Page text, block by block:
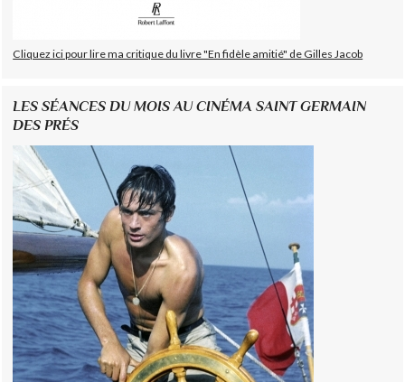
Cliquez ici pour lire ma critique du livre "En fidèle amitié" de Gilles Jacob
LES SÉANCES DU MOIS AU CINÉMA SAINT GERMAIN
DES PRÉS